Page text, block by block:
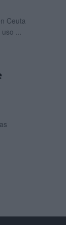
Ceuta
...